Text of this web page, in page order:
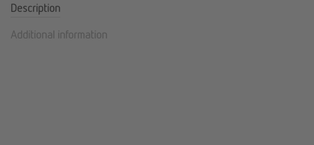
Description
Additional information